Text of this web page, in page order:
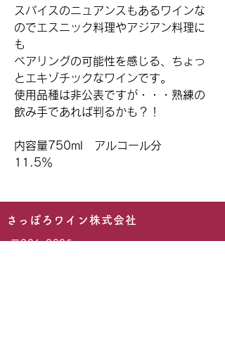
スパイスのニュアンスもあるワインな
のでエスニック料理やアジアン料理に
も
ペアリングの可能性を感じる、ちょっ
とエキゾチックなワインです。
使用品種は非公表ですが・・・熟練の
飲み手であれば判るかも？！
内容量750ml アルコール分
11.5％
​さっぽろワイン株式会社
〒006-0805